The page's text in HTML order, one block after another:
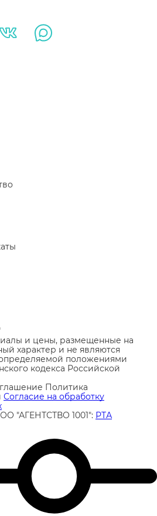
и цены, размещенные на
характер и не являются
положениями
кодекса Российской
Политика
Согласие на обработку
"АГЕНТСТВО 1001": РТА